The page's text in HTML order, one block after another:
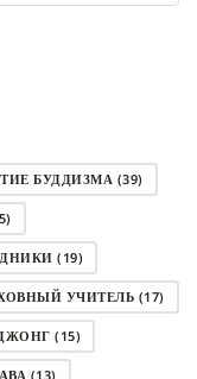
БУДДИЗМА (39)
(19)
УЧИТЕЛЬ (17)
(15)
(13)